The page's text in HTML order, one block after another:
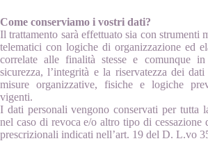
Come conserviamo i vostri dati?
Il trattamento sarà effettuato sia con strumenti
telematici con logiche di organizzazione ed
correlate alle finalità stesse e comunque
sicurezza, l’integrità e la riservatezza dei
misure organizzative, fisiche e logiche
vigenti.
I dati personali vengono conservati per tutta
nel caso di revoca e/o altro tipo di cessazione
prescrizionali indicati nell’art. 19 del D. L.vo